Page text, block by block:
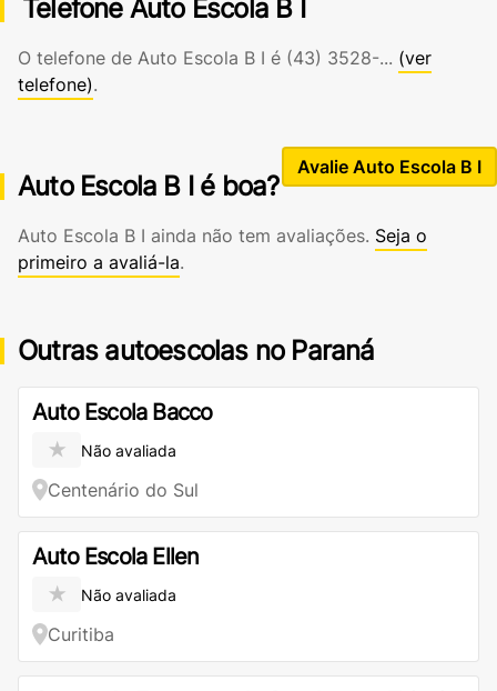
Telefone Auto Escola B I
O telefone de Auto Escola B I é (43) 3528-... (ver
telefone).
Auto Escola B I é boa?
Avalie Auto Escola B I
Auto Escola B I ainda não tem avaliações. Seja o
primeiro a avaliá-la.
Outras autoescolas no Paraná
Auto Escola Bacco
★ Não avaliada
Centenário do Sul
Auto Escola Ellen
★ Não avaliada
Curitiba